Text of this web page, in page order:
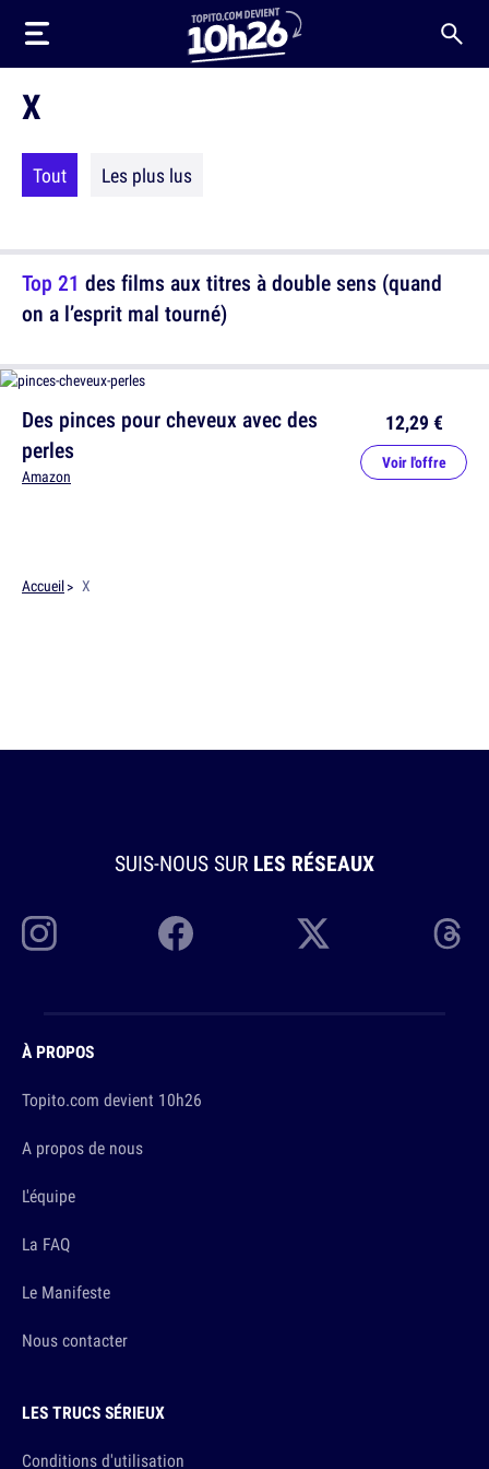
X
Tout Les plus lus
Top 21 des films aux titres à double sens (quand
on a l’esprit mal tourné)
Des pinces pour cheveux avec des
perles
Amazon
12,29 €
Voir l'offre
Accueil X
SUIS-NOUS SUR LES RÉSEAUX
À PROPOS
Topito.com devient 10h26
A propos de nous
L'équipe
La FAQ
Le Manifeste
Nous contacter
LES TRUCS SÉRIEUX
Conditions d'utilisation